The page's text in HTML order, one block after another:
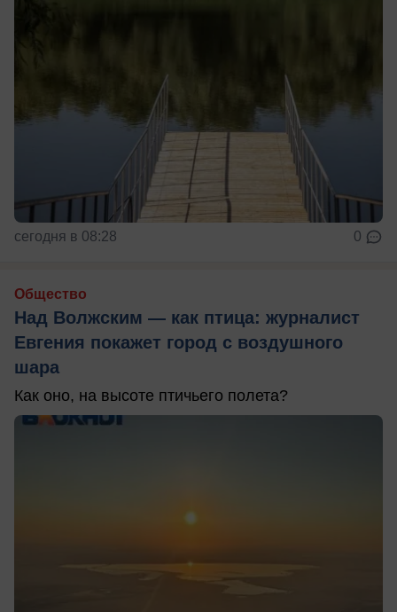
сегодня в 08:28 0
Общество
Над Волжским — как птица: журналист
Евгения покажет город с воздушного
шара
Как оно, на высоте птичьего полета?